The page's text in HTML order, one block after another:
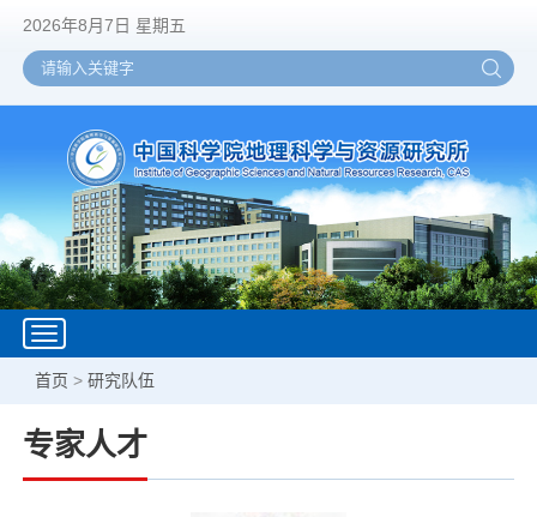
2026年8月7日 星期五
Toggle
navigation
首页 >研究队伍
专家人才